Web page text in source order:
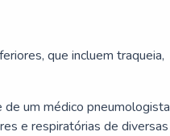
que incluem traqueia,
de um médico pneumologista
e respiratórias de diversas